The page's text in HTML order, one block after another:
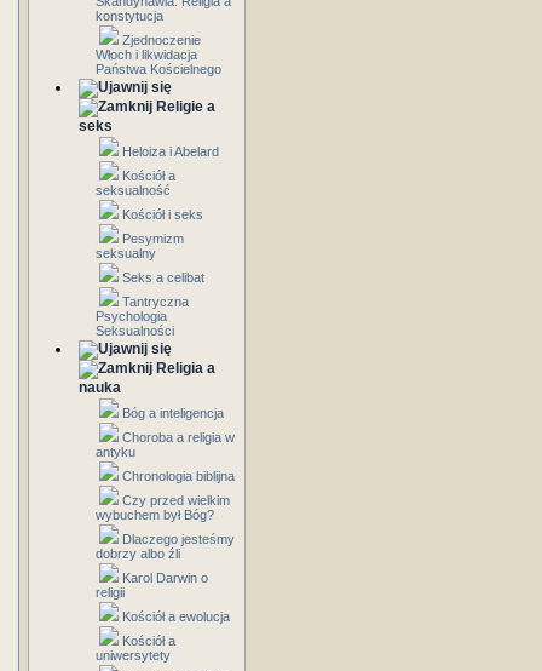
konstytucja
Zjednoczenie
Włoch i likwidacja
Państwa Kościelnego
Religie a
seks
Heloiza i Abelard
Kościół a
seksualność
Kościół i seks
Pesymizm
seksualny
Seks a celibat
Tantryczna
Psychologia
Seksualności
Religia a
nauka
Bóg a inteligencja
Choroba a religia w
antyku
Chronologia biblijna
Czy przed wielkim
wybuchem był Bóg?
Dlaczego jesteśmy
dobrzy albo źli
Karol Darwin o
religii
Kościół a ewolucja
Kościół a
uniwersytety